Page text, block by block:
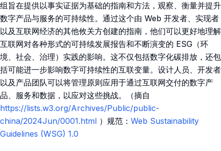
组旨在提供以事实证据为基础的指南和方法，观察、衡量并提升
数字产品与服务的可持续性。通过这个由 Web 开发者、实现者
以及互联网经济的其他攸关方创建的指南，他们可以更好地理解
互联网对各种形式的可持续发展报告和不断演变的 ESG（环
境、社会、治理）实践的影响。这不仅包括数字化碳排放，还包
括可能进一步影响数字可持续性的互联变量。设计人员、开发者
以及产品团队可以将管理原则应用于通过互联网交付的数字产
品、服务和数据，以应对这些挑战。（摘自
https://lists.w3.org/Archives/Public/public-
china/2024Jun/0001.html ）规范： Web Sustainability
Guidelines (WSG) 1.0